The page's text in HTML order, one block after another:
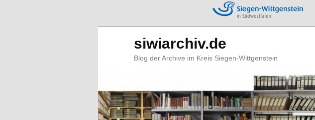
siwiarchiv.de
Blog der Archive im Kreis Siegen-Wittgenstein